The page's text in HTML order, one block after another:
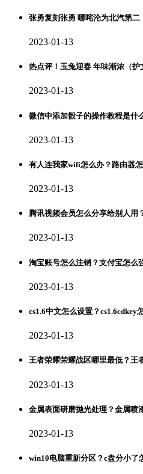
张勇复刻张勇 哪咤沦为北汽第二
2023-01-13
热点评！玉兔迎春 年味渐浓（护
2023-01-13
微信中添加骰子的操作教程是什
2023-01-13
有人连我家wifi怎么办？路由器
2023-01-13
腾讯视频会员怎么分享给别人用
2023-01-13
淘宝账号怎么注销？支付宝怎么
2023-01-13
cs1.6中文怎么设置？cs1.6cdkey
2023-01-13
王者荣耀荣耀战区哪里最低？王
2023-01-13
金属表面研磨抛光处理？金属喷
2023-01-13
win10电脑重新分区？c盘分小了